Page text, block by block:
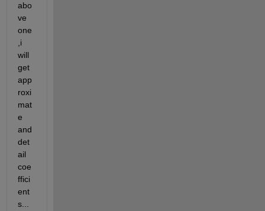
abo
ve
one
,i
will
get
app
roxi
mat
e
and
det
ail
coe
ffici
ent
s...